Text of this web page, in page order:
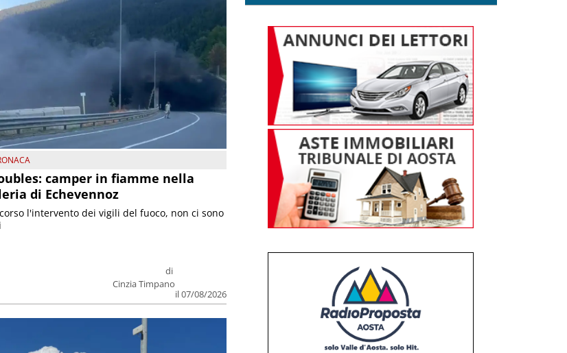
camper in fiamme nella
di Echevennoz
di
Cinzia Timpano
il 07/08/2026
l'intervento dei vigili del fuoco, non ci sono